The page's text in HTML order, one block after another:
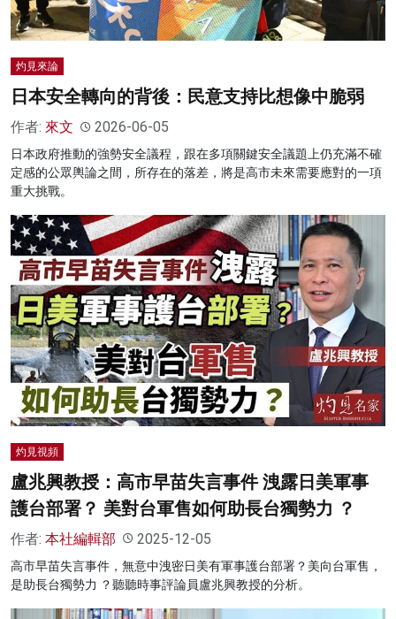
灼見來論
日本安全轉向的背後：民意支持比想像中脆弱
作者: 來文 2026-06-05
日本政府推動的強勢安全議程，跟在多項關鍵安全議題上仍充滿不確
定感的公眾輿論之間，所存在的落差，將是高市未來需要應對的一項
重大挑戰。
灼見視頻
盧兆興教授：高市早苗失言事件 洩露日美軍事
護台部署？ 美對台軍售如何助長台獨勢力 ？
作者: 本社編輯部 2025-12-05
高市早苗失言事件，無意中洩密日美有軍事護台部署？美向台軍售，
是助長台獨勢力 ？聽聽時事評論員盧兆興教授的分析。